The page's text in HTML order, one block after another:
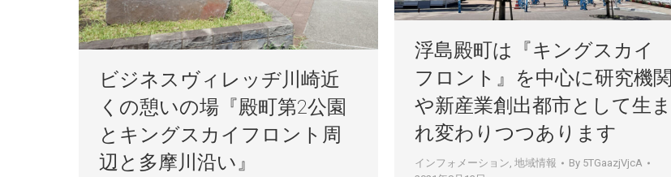
ビジネスヴィレッヂ川崎近
くの憩いの場『殿町第2公園
とキングスカイフロント周
辺と多摩川沿い』
浮島殿町は『キングスカイ
フロント』を中心に研究機関
や新産業創出都市として生ま
れ変わりつつあります
インフォメーション 地域情報 By 5TGaazjVjcA